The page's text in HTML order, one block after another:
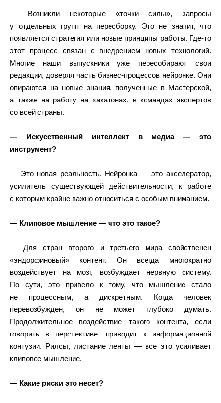
— Возникли некоторые «точки силы», запросы
у отдельных групп на пересборку. Это не значит, что
появляется стратегия или новые принципы работы. Где-то
этот процесс связан с внедрением новых технологий.
Многие наши выпускники уже пересобирают свои
редакции, доверяя часть бизнес-процессов нейронке. Они
опираются на новые знания, полученные в Мастерской,
а также на работу на хакатонах, в командах экспертов
со всей страны.
— Искусственный интеллект в медиа — это
инструмент?
— Это новая реальность. Нейронка — это акселератор,
усилитель существующей действительности, к работе
с которым крайне важно относиться с особым вниманием.
— Клиповое мышление — что это такое?
— Для стран второго и третьего мира свойственен
«эндорфиновый» контент. Он всегда многократно
воздействует на мозг, возбуждает нервную систему.
По сути, это привело к тому, что мышление стало
не процессным, а дискретным. Когда человек
перевозбужден, он не может глубоко думать.
Продолжительное воздействие такого контента, если
говорить в перспективе, приводит к информационной
контузии. Рилсы, листание ленты — все это усиливает
клиповое мышление.
— Какие риски это несет?